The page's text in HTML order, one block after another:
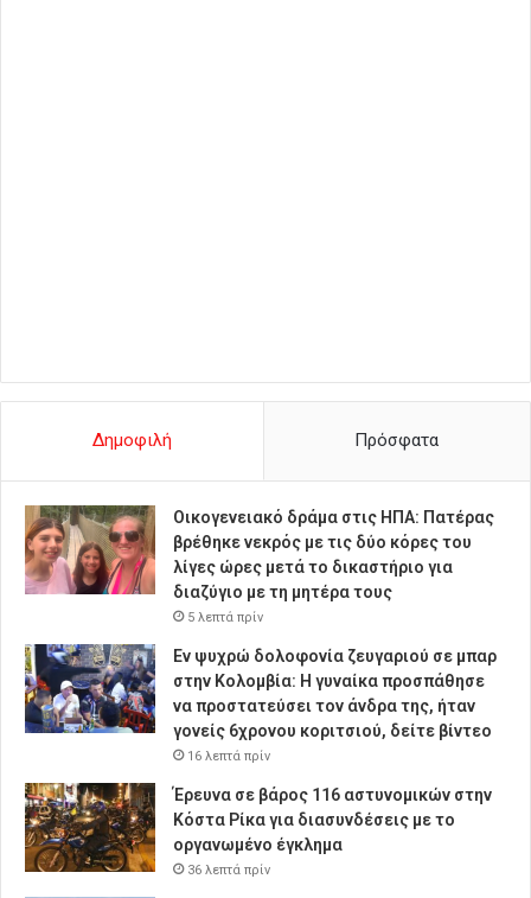
Δημοφιλή Πρόσφατα
Οικογενειακό δράμα στις ΗΠΑ: Πατέρας
βρέθηκε νεκρός με τις δύο κόρες του
λίγες ώρες μετά το δικαστήριο για
διαζύγιο με τη μητέρα τους
5 λεπτά πρίν
Εν ψυχρώ δολοφονία ζευγαριού σε μπαρ
στην Κολομβία: Η γυναίκα προσπάθησε
να προστατεύσει τον άνδρα της, ήταν
γονείς 6χρονου κοριτσιού, δείτε βίντεο
16 λεπτά πρίν
Έρευνα σε βάρος 116 αστυνομικών στην
Κόστα Ρίκα για διασυνδέσεις με το
οργανωμένο έγκλημα
36 λεπτά πρίν